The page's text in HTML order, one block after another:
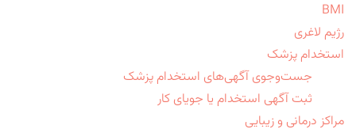
BMI
رژیم لاغری
استخدام پزشک
جست‌وجوی آگهی‌های استخدام پزشک
ثبت آگهی استخدام یا جویای کار
مراکز درمانی و زیبایی